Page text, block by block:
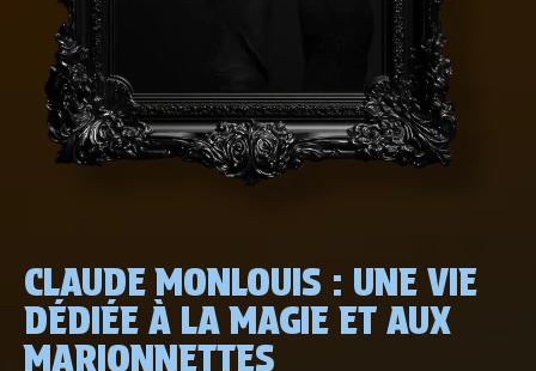
CLAUDE MONLOUIS : UNE VIE
DÉDIÉE À LA MAGIE ET AUX
MARIONNETTES